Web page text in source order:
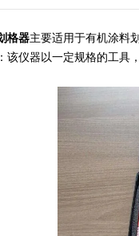
格器主要适用于有机涂料
该仪器以一定规格的工具